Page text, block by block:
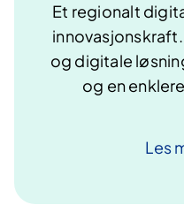
Et regionalt
og digitale
og en
Les